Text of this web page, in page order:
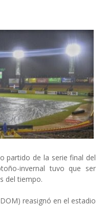
partido de la serie final del
invernal tuvo que ser
del tiempo.
reasignó en el estadio